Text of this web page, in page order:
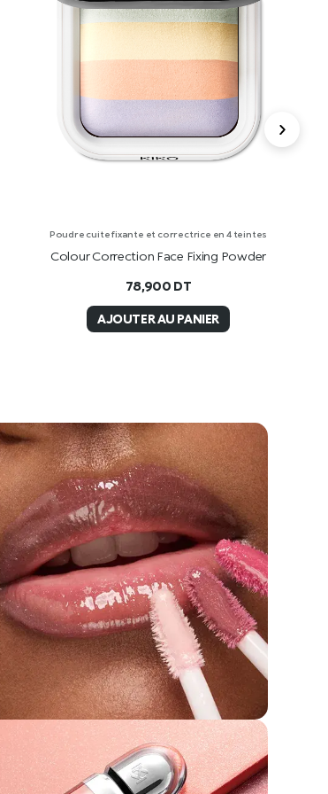
Poudre cuite fixante et correctrice en 4 teintes
Colour Correction Face Fixing Powder
78,900 DT
AJOUTER AU PANIER